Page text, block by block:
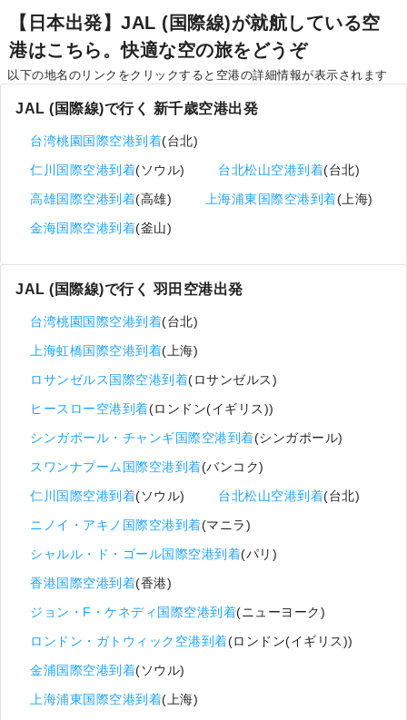
【日本出発】JAL (国際線)が就航している空
港はこちら。快適な空の旅をどうぞ
以下の地名のリンクをクリックすると空港の詳細情報が表示されます
JAL (国際線)で行く 新千歳空港出発
台湾桃園国際空港到着(台北)
仁川国際空港到着(ソウル) 台北松山空港到着(台北)
高雄国際空港到着(高雄) 上海浦東国際空港到着(上海)
金海国際空港到着(釜山)
JAL (国際線)で行く 羽田空港出発
台湾桃園国際空港到着(台北)
上海虹橋国際空港到着(上海)
ロサンゼルス国際空港到着(ロサンゼルス)
ヒースロー空港到着(ロンドン(イギリス))
シンガポール・チャンギ国際空港到着(シンガポール)
スワンナプーム国際空港到着(バンコク)
仁川国際空港到着(ソウル) 台北松山空港到着(台北)
ニノイ・アキノ国際空港到着(マニラ)
シャルル・ド・ゴール国際空港到着(パリ)
香港国際空港到着(香港)
ジョン・F・ケネディ国際空港到着(ニューヨーク)
ロンドン・ガトウィック空港到着(ロンドン(イギリス))
金浦国際空港到着(ソウル)
上海浦東国際空港到着(上海)